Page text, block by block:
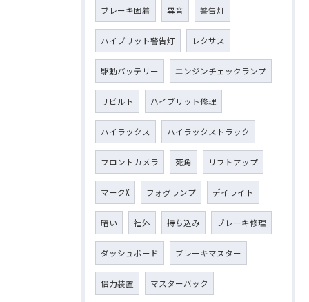
ブレーキ固着 異音 警告灯
ハイブリット警告灯 レクサス
駆動バッテリー エンジンチェックランプ
リビルト ハイブリット修理
ハイラックス ハイラックストラック
フロントカメラ 死角 リフトアップ
マークX フォグランプ デイライト
暗い 社外 持ち込み ブレーキ修理
ダッシュボード ブレーキマスター
倍力装置 マスターバック